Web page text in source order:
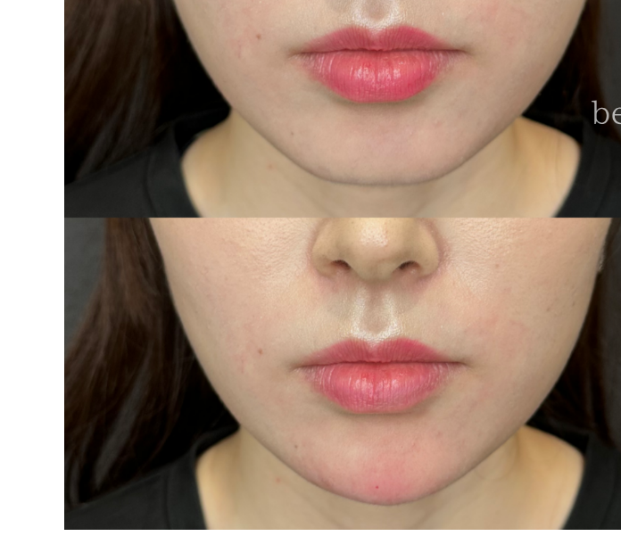
クリニック一覧
医師一覧
新着情報
眼窩縁（目の下）
ボリューマ
ボリフト
ボルベラ
ボライト
レナトゥスヒアルロン酸
ダイヤモンドフィール/ピ
リジュラン
ゴウリ
糸リフト
目の下のクマ取り
その他
Gender
性別から探す